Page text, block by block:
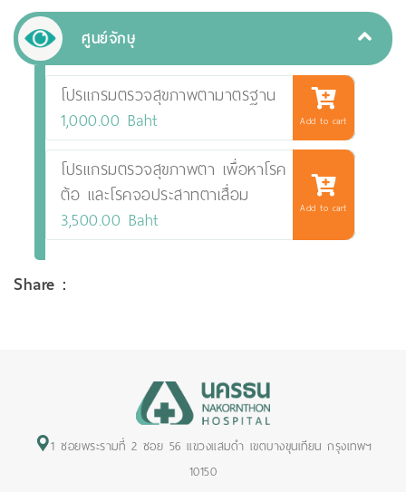
ศูนย์จักษุ
โปรแกรมตรวจสุขภาพตามาตรฐาน
1,000.00 Baht
Add to cart
โปรแกรมตรวจสุขภาพตา เพื่อหาโรค
ต้อ และโรคจอประสาทตาเสื่อม
3,500.00 Baht
Add to cart
Share :
1 ซอยพระรามที่ 2 ซอย 56 แขวงแสมดำ เขตบางขุนเทียน กรุงเทพฯ
10150